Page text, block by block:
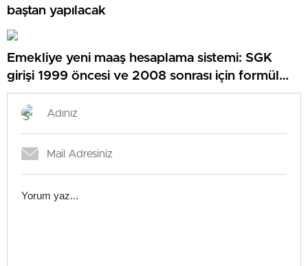
baştan yapılacak
Emekliye yeni maaş hesaplama sistemi: SGK
girişi 1999 öncesi ve 2008 sonrası için formül
oluştu